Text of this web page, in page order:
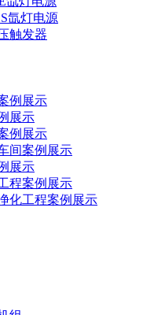
氙灯电源
触发器
例展示
展示
例展示
间案例展示
展示
程案例展示
化工程案例展示